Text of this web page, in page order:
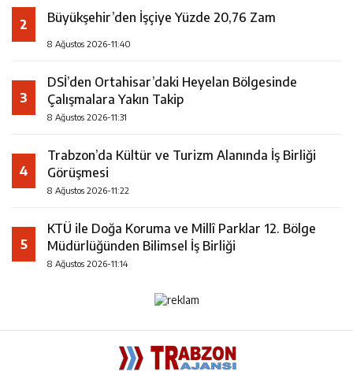
2 Büyükşehir’den İşçiye Yüzde 20,76 Zam
8 Ağustos 2026-11:40
3
DSİ’den Ortahisar’daki Heyelan Bölgesinde
Çalışmalara Yakın Takip
8 Ağustos 2026-11:31
4
Trabzon’da Kültür ve Turizm Alanında İş Birliği
Görüşmesi
8 Ağustos 2026-11:22
5
KTÜ ile Doğa Koruma ve Millî Parklar 12. Bölge
Müdürlüğünden Bilimsel İş Birliği
8 Ağustos 2026-11:14